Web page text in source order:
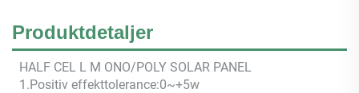
Produktdetaljer
HALF CEL L M ONO/POLY SOLAR PANEL
1.Positiv effekttolerance:0~+5w